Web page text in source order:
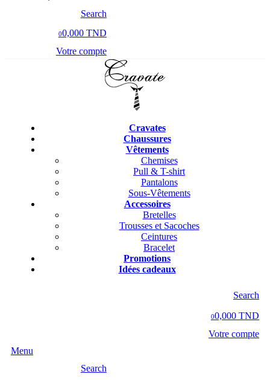
Search
00,000 TND
Votre compte
Cravates
Chaussures
Vêtements
Chemises
Pull & T-shirt
Pantalons
Sous-Vêtements
Accessoires
Bretelles
Trousses et Sacoches
Ceintures
Bracelet
Promotions
Idées cadeaux
Search
00,000 TND
Votre compte
Menu
Search